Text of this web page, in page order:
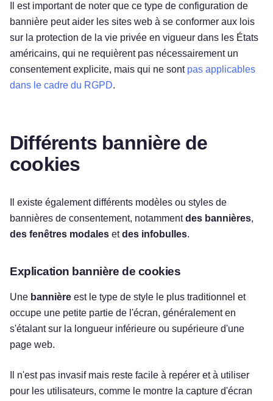
Il est important de noter que ce type de configuration de
bannière peut aider les sites web à se conformer aux lois
sur la protection de la vie privée en vigueur dans les États
américains, qui ne requièrent pas nécessairement un
consentement explicite, mais qui ne sont pas applicables
dans le cadre du RGPD.
Différents bannière de
cookies
Il existe également différents modèles ou styles de
bannières de consentement, notammentdes bannières,
des fenêtres modales etdes infobulles.
Explication bannière de cookies
Une bannière est le type de style le plus traditionnel et
occupe une petite partie de l'écran, généralement en
s'étalant sur la longueur inférieure ou supérieure d'une
page web.
Il n'est pas invasif mais reste facile à repérer et à utiliser
pour les utilisateurs, comme le montre la capture d'écran